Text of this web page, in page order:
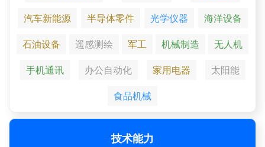
汽车新能源
半导体零件 光学仪器
海洋设备
石油设备
遥感测绘 军工 机械制造
无人机
手机通讯
办公自动化 家用电器
太阳能
食品机械
技术能力